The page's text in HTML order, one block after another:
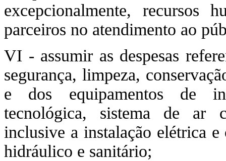
excepcionalmente, recursos
parceiros no atendimento ao
VI - assumir as despesas
segurança, limpeza,
e dos equipamentos de
tecnológica, sistema de ar
inclusive a instalação elétrica e
hidráulico e sanitário;